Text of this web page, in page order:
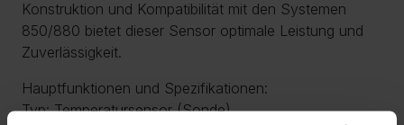
Konstruktion und Kompatibilität mit den Systemen
850/880 bietet dieser Sensor optimale Leistung und
Zuverlässigkeit.
Hauptfunktionen und Spezifikationen:
Typ: Temperatursensor (Sonde).